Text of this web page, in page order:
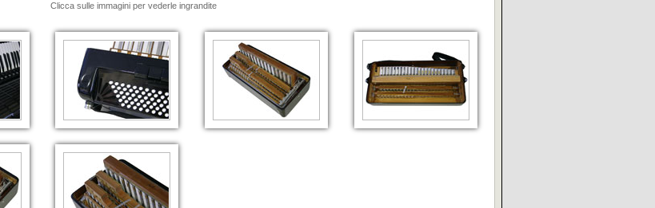
Clicca sulle immagini per vederle ingrandite